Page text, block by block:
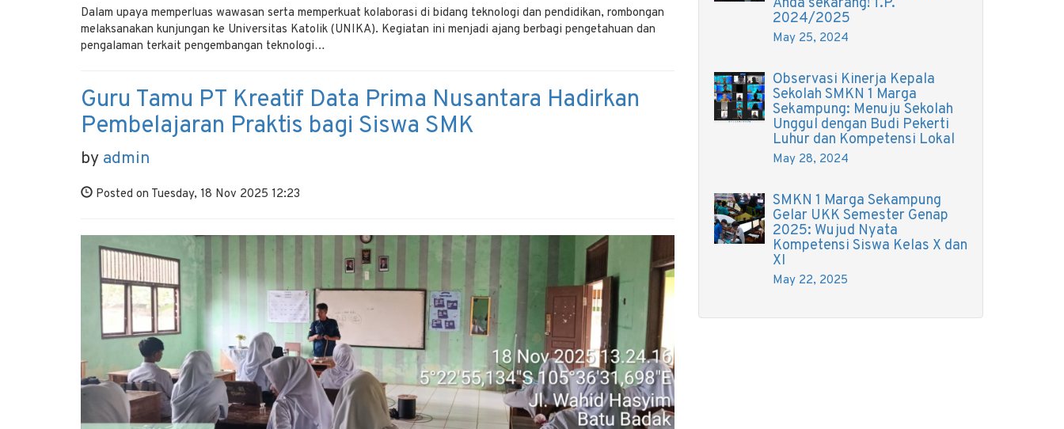
Dalam upaya memperluas wawasan serta memperkuat kolaborasi di bidang teknologi dan pendidikan, rombongan
melaksanakan kunjungan ke Universitas Katolik (UNIKA). Kegiatan ini menjadi ajang berbagi pengetahuan dan
pengalaman terkait pengembangan teknologi…
Guru Tamu PT Kreatif Data Prima Nusantara Hadirkan
Pembelajaran Praktis bagi Siswa SMK
by admin
Posted on Tuesday, 18 Nov 2025 12:23
2024/2025
May 25, 2024
Observasi Kinerja Kepala
Sekolah SMKN 1 Marga
Sekampung: Menuju Sekolah
Unggul dengan Budi Pekerti
Luhur dan Kompetensi Lokal
May 28, 2024
SMKN 1 Marga Sekampung
Gelar UKK Semester Genap
2025: Wujud Nyata
Kompetensi Siswa Kelas X dan
XI
May 22, 2025